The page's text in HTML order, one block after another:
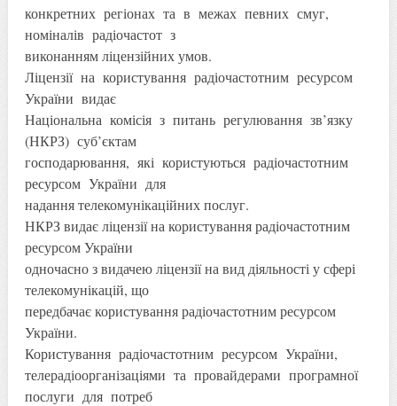
конкретних регіонах та в межах певних смуг,
номіналів радіочастот з
виконанням ліцензійних умов.
Ліцензії на користування радіочастотним ресурсом
України видає
Національна комісія з питань регулювання зв’язку
(НКРЗ) суб’єктам
господарювання, які користуються радіочастотним
ресурсом України для
надання телекомунікаційних послуг.
НКРЗ видає ліцензії на користування радіочастотним
ресурсом України
одночасно з видачею ліцензії на вид діяльності у сфері
телекомунікацій, що
передбачає користування радіочастотним ресурсом
України.
Користування радіочастотним ресурсом України,
телерадіоорганізаціями та провайдерами програмної
послуги для потреб